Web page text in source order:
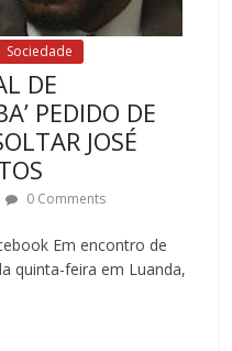
Sociedade
DE
PEDIDO DE
JOSÉ
0 Comments
Em encontro de
quinta-feira em Luanda,